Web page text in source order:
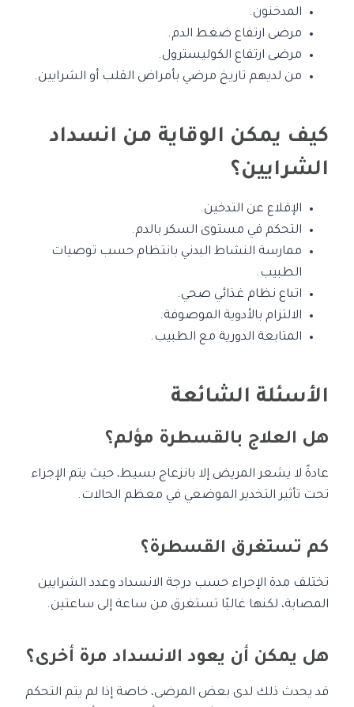
المدخنون.
مرضى ارتفاع ضغط الدم.
مرضى ارتفاع الكوليسترول.
من لديهم تاريخ مرضي بأمراض القلب أو الشرايين.
كيف يمكن الوقاية من انسداد
الشرايين؟
الإقلاع عن التدخين.
التحكم في مستوى السكر بالدم.
ممارسة النشاط البدني بانتظام حسب توصيات
الطبيب.
اتباع نظام غذائي صحي.
الالتزام بالأدوية الموصوفة.
المتابعة الدورية مع الطبيب.
الأسئلة الشائعة
هل العلاج بالقسطرة مؤلم؟
عادةً لا يشعر المريض إلا بانزعاج بسيط، حيث يتم الإجراء
تحت تأثير التخدير الموضعي في معظم الحالات.
كم تستغرق القسطرة؟
تختلف مدة الإجراء حسب درجة الانسداد وعدد الشرايين
المصابة، لكنها غالبًا تستغرق من ساعة إلى ساعتين.
هل يمكن أن يعود الانسداد مرة أخرى؟
قد يحدث ذلك لدى بعض المرضى، خاصة إذا لم يتم التحكم